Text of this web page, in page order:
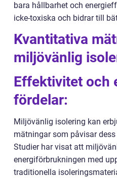
bara hållbarhet och
icke-toxiska och bidrar till
Kvantitativa
miljövänlig
Effektivitet och
fördelar:
Miljövänlig isolering kan
mätningar som påvisar
Studier har visat att
energiförbrukningen med
traditionella